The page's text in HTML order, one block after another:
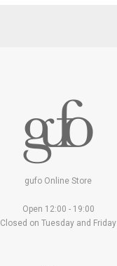
gufo Online Store
Open 12:00 - 19:00
Closed on Tuesday and Friday